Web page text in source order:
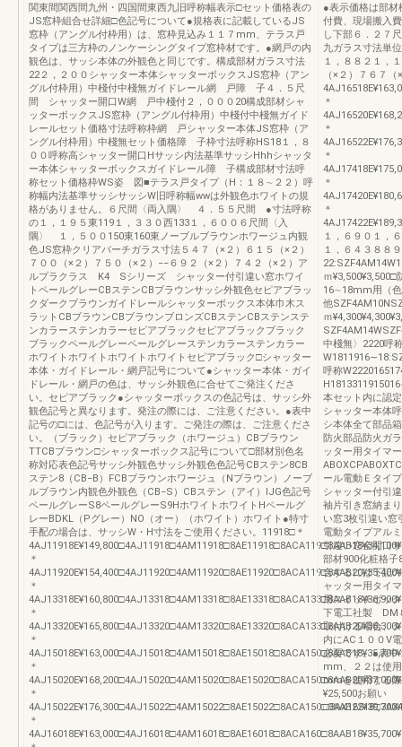
関東間関西間九州・四国間東西九旧呼称幅表示□セット価格表の
JS窓枠組合せ詳細□色記号について●規格表に記載しているJS
窓枠（アングル付枠用）は、窓枠見込み１１７mm、テラス戸
タイプは三方枠のノンケーシングタイプ窓枠材です。●網戸の内
観色は、サッシ本体の外観色と同じです。構成部材ガラス寸法
22２，２００シャッター本体シャッターボックスJS窓枠（アン
グル付枠用）中棧付中棧無ガイドレール網 戸障 子４．５尺
間 シャッター開口W網 戸中棧付２，０００20構成部材シャ
ッターボックスJS窓枠（アングル付枠用）中棧付中棧無ガイド
レールセット価格寸法呼称枠網 戸シャッター本体JS窓枠（ア
ングル付枠用）中棧無セット価格障 子枠寸法呼称HS18１，８
００呼称高シャッター開口Hサッシ内法基準サッシHhhシャッタ
ー本体シャッターボックスガイドレール障 子構成部材寸法呼
称セット価格枠WS姿 図■テラス戸タイプ（H：１８∼２２）呼
称幅内法基準サッシサッシW旧呼称幅wwは外観色ホワイトの規
格がありません。６尺間〈両入隅〉 ４．５５尺間 ●寸法呼称
の１，１９５東119１，３３０西133１，６００６尺間〈入
隅〉 １，５００150東160東ノーブルブラウンホワージュ内観
色JS窓枠クリアバーチガラス寸法５４７（×２）６１５（×２）
７００（×２）７５０（×２）−−６９２（×２）７４２（×２）ア
ルプラクラス K4 Sシリーズ シャッター付引違い窓ホワイ
トペールグレーCBステンCBブラウンサッシ外観色セピアブラッ
クダークブラウンガイドレールシャッターボックス本体巾木ス
ラットCBブラウンCBブラウンブロンズCBステンCBステンステ
ンカラーステンカラーセピアブラックセピアブラックブラック
ブラックペールグレーペールグレーステンカラーステンカラー
ホワイトホワイトホワイトホワイトセピアブラック□シャッター
本体・ガイドレール・網戸記号について●シャッター本体・ガイ
ドレール・網戸の色は、サッシ外観色に合せてご発注くださ
い。セピアブラック●シャッターボックスの色記号は、サッシ外
観色記号と異なります。発注の際には、ご注意ください。●表中
記号の□には、色記号が入ります。ご発注の際は、ご注意くださ
い。（ブラック）セピアブラック（ホワージュ）CBブラウン
TTCBブラウン□シャッターボックス記号について□部材別色名
称対応表色記号サッシ外観色サッシ外観色色記号CBステン8CB
ステン8（CB−B）FCBブラウンホワージュ（Nブラウン）ノーブ
ルブラウン内観色外観色（CB−S）CBステン（アイ）IJG色記号
ペールグレーS8ペールグレーS9HホワイトホワイトHペールグ
レーBDKL（Pグレー）NO（オー）（ホワイト）ホワイト●特寸
手配の場合は、サッシW・H寸法をご使用ください。11918□＊
＊
＊
＊
＊
＊
＊
＊
●表示価格は部材
付費、現場搬入
し下部６．２７
九ガラス寸法単
１，８８２１，
（×２）７６７
＊
＊
＊
＊
＊
１，６９０１，
１，６４３８８
ｍ
16∼18mm用（色
他
ｍ
中棧無〉2220呼
呼称
本セット内に認
シャッター本体
シ本体全て部品
防火部品防火ガ
ッター用タイマ
ール電動Ｅタイ
シャッター付引
袖片引き窓納ま
い窓3枚引違い窓
電動タイプアル
引違い窓全開口
部材900化粧格子
合するには下記
ャッター用タイ
用スイッチボッ
下電工社製 DM
取付ける場合、
内にAC１００V
必要です。●表中
mm、２２は使
mmを使用する
¥25,500お願い